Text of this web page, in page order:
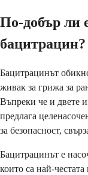
По-добър ли
бацитрацин?
Бацитрацинът
живак за грижа за
Въпреки че и двете
предлага
за безопасност,
Бацитрацинът е
които са най-